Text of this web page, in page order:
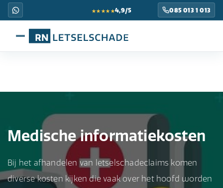
★★★★★4,9/5 085 013 1 013
Medische informatiekosten
Bij het afhandelen van letselschadeclaims komen
diverse kosten kijken die vaak over het hoofd worden